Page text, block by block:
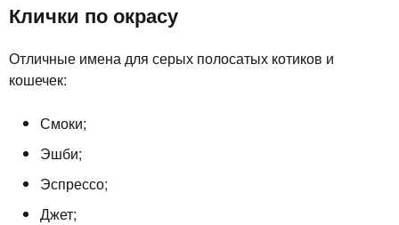
Клички по окрасу
Отличные имена для серых полосатых котиков и
кошечек:
Смоки;
Эшби;
Эспрессо;
Джет;